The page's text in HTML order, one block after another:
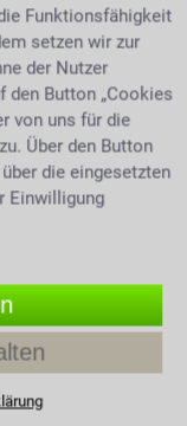
steuerlich
wird, aber
ist? Welche
unter welchen
machen?
Funktionsfähigkeit
setzen wir zur
der Nutzer
den Button „Cookies
von uns für die
Über den Button
die eingesetzten
Einwilligung